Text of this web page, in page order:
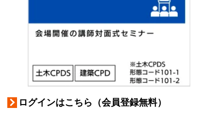
ログインはこちら（会員登録無料）